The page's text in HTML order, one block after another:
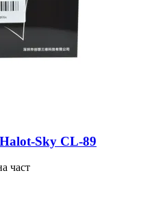
​Sky CL-​89
част